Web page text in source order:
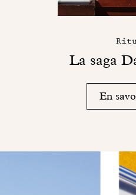
La saga
En